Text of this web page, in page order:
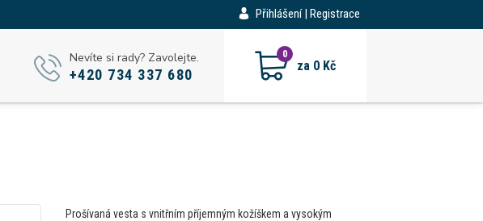
Přihlášení | Registrace
Nevíte si rady? Zavolejte.
+420 734 337 680
0
za 0 Kč
Prošívaná vesta s vnitřním příjemným kožíškem a vysokým